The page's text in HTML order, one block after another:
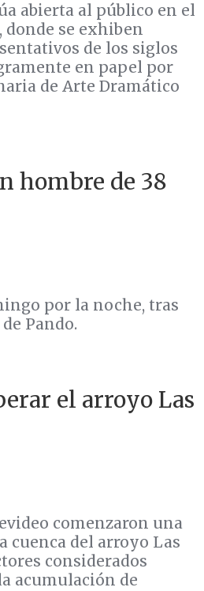
abierta al público en el
donde se exhiben
de los siglos
en papel por
de Arte Dramático
hombre de 38
por la noche, tras
Pando.
el arroyo Las
comenzaron una
del arroyo Las
considerados
acumulación de